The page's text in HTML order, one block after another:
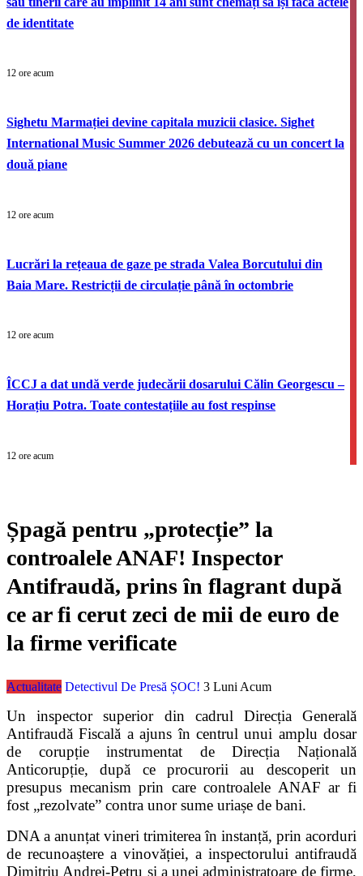
de identitate
12 ore acum
Sighetu Marmației devine capitala muzicii clasice. Sighet
International Music Summer 2026 debutează cu un concert la
două piane
12 ore acum
Lucrări la rețeaua de gaze pe strada Valea Borcutului din
Baia Mare. Restricții de circulație până în octombrie
12 ore acum
ÎCCJ a dat undă verde judecării dosarului Călin Georgescu –
Horațiu Potra. Toate contestațiile au fost respinse
12 ore acum
Șpagă pentru „protecție” la
controalele ANAF! Inspector
Antifraudă, prins în flagrant după
ce ar fi cerut zeci de mii de euro de
la firme verificate
Actualitate Detectivul De Presă ȘOC! 3 Luni Acum
Un inspector superior din cadrul Direcția Generală
Antifraudă Fiscală a ajuns în centrul unui amplu dosar
de corupție instrumentat deDirecția Națională
Anticorupție, după ce procurorii au descoperit un
presupus mecanism prin care controalele ANAF ar fi
fost „rezolvate” contra unor sume uriașe de bani.
DNA a anunțat vineri trimiterea în instanță, prin acorduri
de recunoaștere a vinovăției, a inspectorului antifraudă
Dimitriu Andrei-Petru și a unei administratoare de firme,